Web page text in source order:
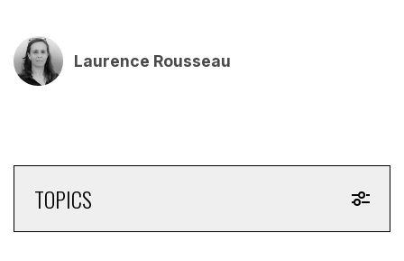
Laurence Rousseau
TOPICS